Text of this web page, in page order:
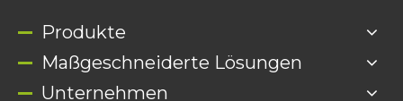
Produkte
Maßgeschneiderte Lösungen
Unternehmen